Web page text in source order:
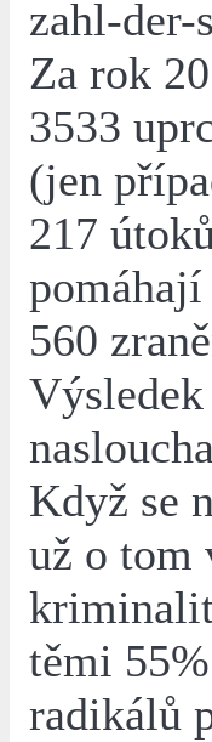
zahl-der-
Za rok
3533
(jen
217
pomáhají
560
Když se
už o tom
těmi
radikálů